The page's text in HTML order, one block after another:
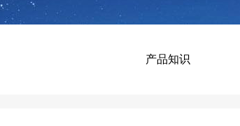
产品知识